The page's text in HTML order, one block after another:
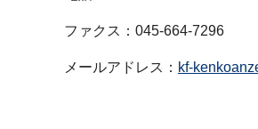
ファクス：045-664-7296
メールアドレス： kf-